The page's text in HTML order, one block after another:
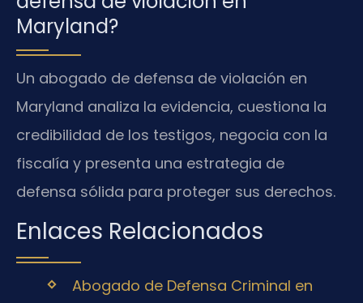
Maryland?
Un abogado de defensa de violación en
Maryland analiza la evidencia, cuestiona la
credibilidad de los testigos, negocia con la
fiscalía y presenta una estrategia de
defensa sólida para proteger sus derechos.
Enlaces Relacionados
Abogado de Defensa Criminal en